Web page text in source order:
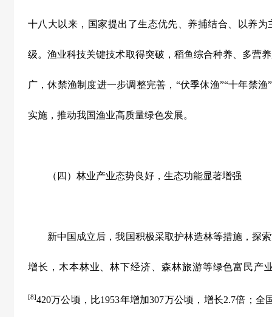
十八大以来，国家提出了生态优先、养捕结合、以养
级。渔业科技关键技术取得突破，稻鱼综合种养、多营
广，休禁渔制度进一步调整完善，“伏季休渔”“十年禁渔
实施，推动我国渔业高质量绿色发展。
（四）林业产业态势良好，生态功能显著增强
新中国成立后，我国积极采取护林造林等措施，探索
增长，木本林业、林下经济、森林旅游等绿色富民产
[8]420万公顷，比1953年增加307万公顷，增长2.7倍；全